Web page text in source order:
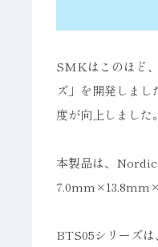
SMKはこのほど
ズ」を開発しま
度が向上しました。
本製品は、
BTS05シリーズ